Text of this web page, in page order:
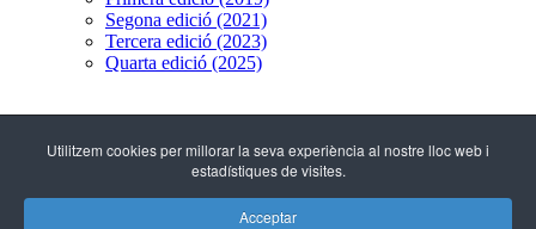
Segona edició (2021)
Tercera edició (2023)
Quarta edició (2025)
(08001 - Barcelona)
Utilitzem cookies per millorar la seva experiència al nostre lloc web i
estadístiques de visites.
Acceptar